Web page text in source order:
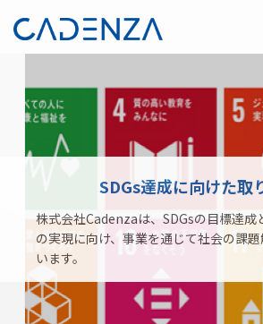
SDGs達成に向けた取
株式会社Cadenzaは、SDGsの目標達成
の実現に向け、事業を通じて社会の課
います。